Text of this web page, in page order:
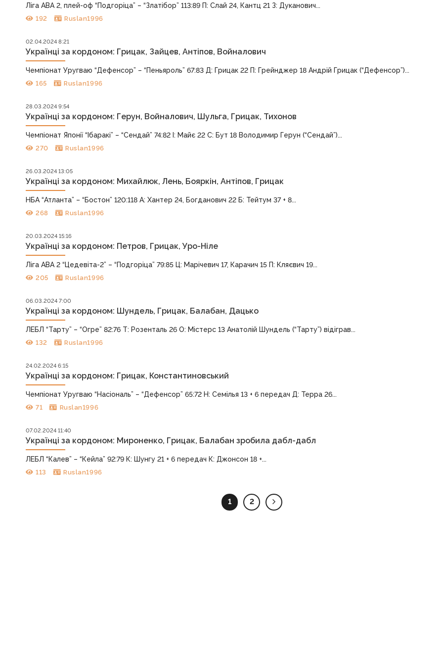
Ліга АBA 2, плей-оф “Подгоріца” – “Златібор” 113:89 П: Слай 24, Кантц 21 З: Дуканович...
192 Ruslan1996
02.04.2024 8:21
Українці за кордоном: Грицак, Зайцев, Антіпов, Войналович
Чемпіонат Уругваю “Дефенсор” – “Пеньяроль” 67:83 Д: Грицак 22 П: Грейнджер 18 Андрій Грицак (“Дефенсор”)...
165 Ruslan1996
28.03.2024 9:54
Українці за кордоном: Герун, Войналович, Шульга, Грицак, Тихонов
Чемпіонат Японії “Ібаракі” – “Сендай” 74:82 І: Майє 22 С: Бут 18 Володимир Герун (“Сендай”)...
270 Ruslan1996
26.03.2024 13:05
Українці за кордоном: Михайлюк, Лень, Бояркін, Антіпов, Грицак
НБА “Атланта” – “Бостон” 120:118 А: Хантер 24, Богданович 22 Б: Тейтум 37 + 8...
268 Ruslan1996
20.03.2024 15:16
Українці за кордоном: Петров, Грицак, Уро-Ніле
Ліга АВА 2 “Цедевіта-2” – “Подгоріца” 79:85 Ц: Марічевич 17, Карачич 15 П: Кляєвич 19...
205 Ruslan1996
06.03.2024 7:00
Українці за кордоном: Шундель, Грицак, Балабан, Дацько
ЛЕБЛ “Тарту” – “Огре” 82:76 Т: Розенталь 26 О: Містерс 13 Анатолій Шундель (“Тарту”) відіграв...
132 Ruslan1996
24.02.2024 6:15
Українці за кордоном: Грицак, Константиновський
Чемпіонат Уругваю “Насіональ” – “Дефенсор” 65:72 Н: Семілья 13 + 6 передач Д: Терра 26...
71 Ruslan1996
07.02.2024 11:40
Українці за кордоном: Мироненко, Грицак, Балабан зробила дабл-дабл
ЛЕБЛ “Калев” – “Кейла” 92:79 К: Шунгу 21 + 6 передач К: Джонсон 18 +...
113 Ruslan1996
1 2